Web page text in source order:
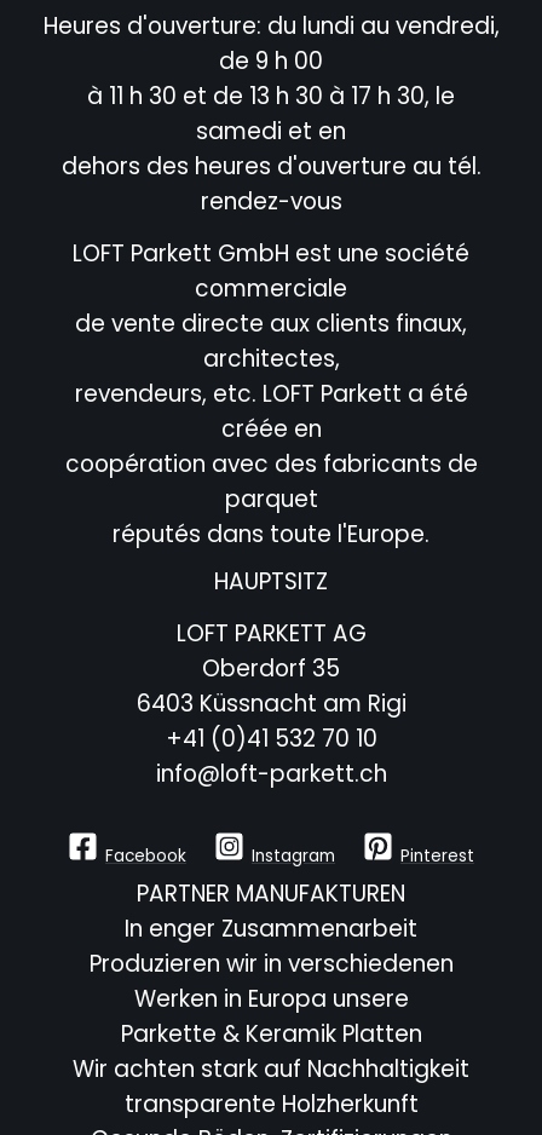
Heures d'ouverture: du lundi au vendredi,
de 9 h 00
à 11 h 30 et de 13 h 30 à 17 h 30, le
samedi et en
dehors des heures d'ouverture au tél.
rendez-vous
LOFT Parkett GmbH est une société
commerciale
de vente directe aux clients finaux,
architectes,
revendeurs, etc. LOFT Parkett a été
créée en
coopération avec des fabricants de
parquet
réputés dans toute l'Europe.
HAUPTSITZ
LOFT PARKETT AG
Oberdorf 35
6403 Küssnacht am Rigi
+41 (0)41 532 70 10
info@loft-parkett.ch
Facebook Instagram Pinterest
PARTNER MANUFAKTUREN
In enger Zusammenarbeit
Produzieren wir in verschiedenen
Werken in Europa unsere
Parkette & Keramik Platten
Wir achten stark auf Nachhaltigkeit
transparente Holzherkunft